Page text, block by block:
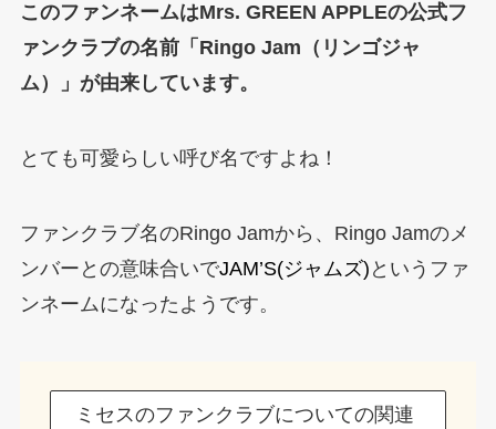
このファンネームはMrs. GREEN APPLEの公式フ
ァンクラブの名前「Ringo Jam（リンゴジャ
ム）」が由来しています。
とても可愛らしい呼び名ですよね！
ファンクラブ名のRingo Jamから、Ringo Jamのメ
ンバーとの意味合いでJAM’S(ジャムズ) というファ
ンネームになったようです。
ミセスのファンクラブについての関連